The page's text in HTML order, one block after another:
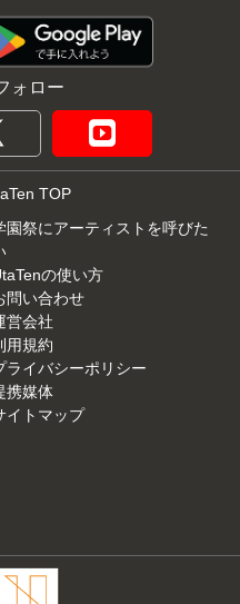
ォロー
TOP
園祭にアーティストを呼びた
の使い方
問い合わせ
営会社
用規約
ライバシーポリシー
携媒体
イトマップ